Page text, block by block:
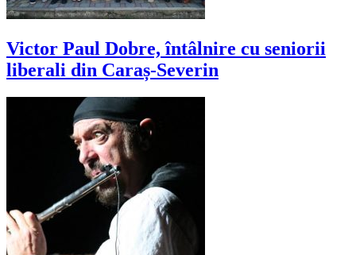
Victor Paul Dobre, întâlnire cu seniorii
liberali din Caraș-Severin